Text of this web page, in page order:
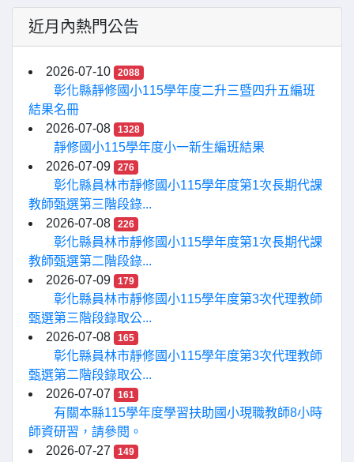
近月內熱門公告
2026-07-10 2088
彰化縣靜修國小115學年度二升三暨四升五編班
結果名冊
2026-07-08
1328
靜修國小115學年度小一新生編班結果
2026-07-09
276
彰化縣員林市靜修國小115學年度第1次長期代課
教師甄選第三階段錄...
2026-07-08
226
彰化縣員林市靜修國小115學年度第1次長期代課
教師甄選第二階段錄...
2026-07-09
179
彰化縣員林市靜修國小115學年度第3次代理教師
甄選第三階段錄取公...
2026-07-08
165
彰化縣員林市靜修國小115學年度第3次代理教師
甄選第二階段錄取公...
2026-07-07
161
有關本縣115學年度學習扶助國小現職教師8小時
師資研習，請參閱。
2026-07-27
149